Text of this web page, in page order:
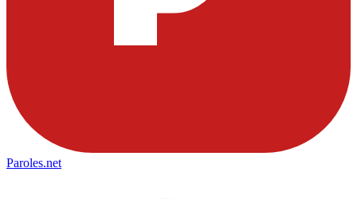
Paroles.net